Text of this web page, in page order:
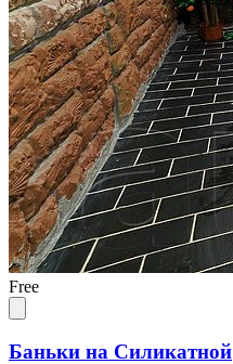
Free
Баньки на Силикатной